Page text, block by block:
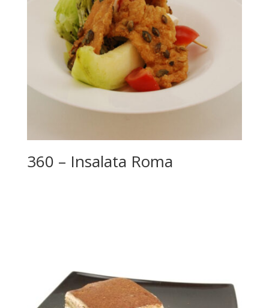
360 – Insalata Roma